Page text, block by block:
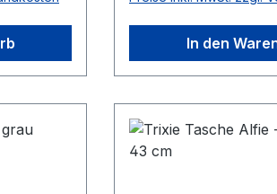
PolyesterMaße: ca.
cmbis zu: 15 kgFarbe:
schwarz/grau
In den